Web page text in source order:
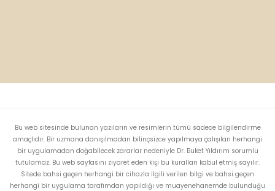
Bu web sitesinde bulunan yazıların ve resimlerin tümü sadece bilgilendirme
amaçlıdır. Bir uzmana danışılmadan bilinçsizce yapılmaya çalışılan herhangi
bir uygulamadan doğabilecek zararlar nedeniyle Dr. Buket Yıldırım sorumlu
tutulamaz. Bu web sayfasını ziyaret eden kişi bu kuralları kabul etmiş sayılır.
Sitede bahsi geçen herhangi bir cihazla ilgili verilen bilgi ve bahsi geçen
herhangi bir uygulama tarafımdan yapıldığı ve muayenehanemde bulunduğu